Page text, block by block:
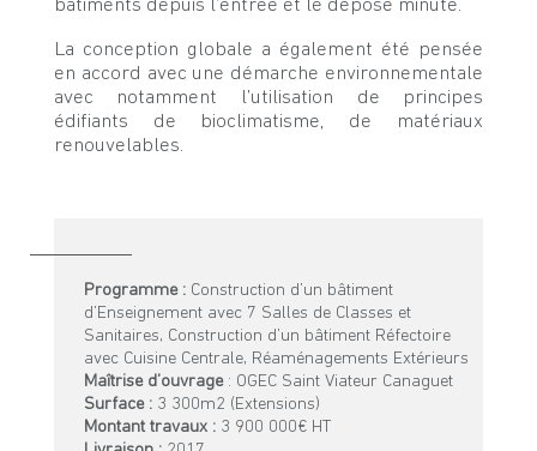
bâtiments depuis l’entrée et le dépose minute.
La conception globale a également été pensée
en accord avec une démarche environnementale
avec notamment l’utilisation de principes
édifiants de bioclimatisme, de matériaux
renouvelables.
Programme :Construction d’un bâtiment
d’Enseignement avec 7 Salles de Classes et
Sanitaires, Construction d’un bâtiment Réfectoire
avec Cuisine Centrale, Réaménagements Extérieurs
Maîtrise d’ouvrage: OGEC Saint Viateur Canaguet
Surface :3 300m2 (Extensions)
Montant travaux :3 900 000€ HT